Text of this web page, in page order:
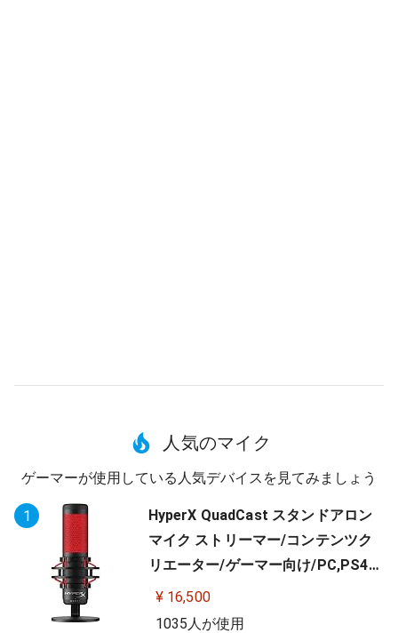
人気のマイク
ゲーマーが使用している人気デバイスを見てみましょう
1
HyperX QuadCast スタンドアロン
マイク ストリーマー/コンテンツク
リエーター/ゲーマー向け/PC,PS4使
用可能 2年保証 HX-MICQC-BK ( 4P5
P6AA )
¥ 16,500
1035人が使用